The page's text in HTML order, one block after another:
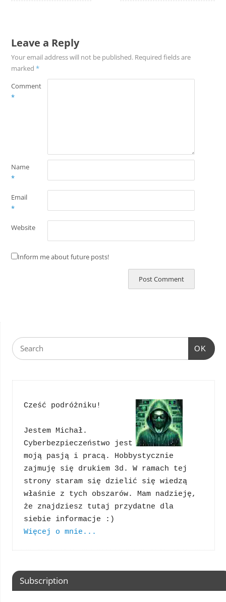
Leave a Reply
Your email address will not be published. Required fields are
marked *
Comment
*
Name
*
Email
*
Website
Inform me about future posts!
OK
Cześć podróżniku!
Jestem Michał.
Cyberbezpieczeństwo jest
moją pasją i pracą. Hobbystycznie
zajmuję się drukiem 3d. W ramach tej
strony staram się dzielić się wiedzą
właśnie z tych obszarów. Mam nadzieję,
że znajdziesz tutaj przydatne dla
Więcej o mnie...
Subscription